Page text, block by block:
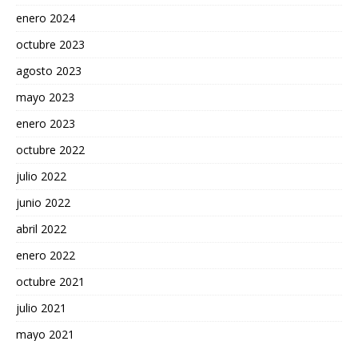
enero 2024
octubre 2023
agosto 2023
mayo 2023
enero 2023
octubre 2022
julio 2022
junio 2022
abril 2022
enero 2022
octubre 2021
julio 2021
mayo 2021